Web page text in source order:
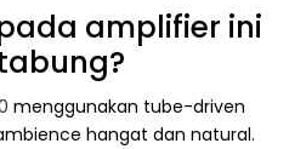
amplifier ini
menggunakan tube-driven
hangat dan natural.